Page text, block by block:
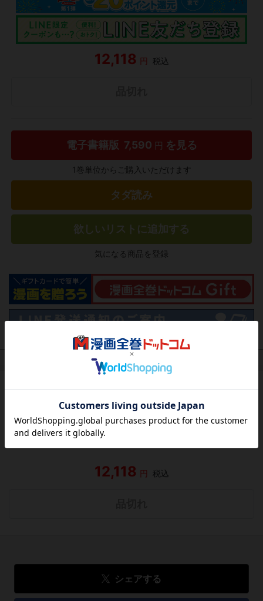
12,118 円 税込
電子書籍版 7,590 円 を見る
1巻単位からご購入いただけます
タダ読み
欲しいリストに追加する
気になる商品を登録
（関連商品を含む）
この作品にはまだレビューがありません。 今後読まれる
方のために感想を共有してもらえませんか？
レビューを書く
12,118 円 税込
シェアする